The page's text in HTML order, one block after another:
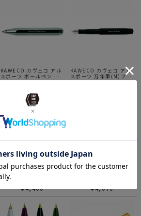
KAWECO カヴェコ アル
スポーツ ボールペン ア
ルミ(S.SV)
KAWECO カヴェコ アル
スポーツ 万年筆(M)ブラ
ック
KAWECO カヴェコ スカ
イライン スポーツ 万年
筆(M)グレー
¥4,400
KAWECO カヴェコ スカ
¥4,070